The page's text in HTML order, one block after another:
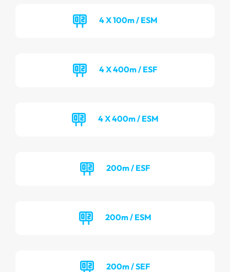
4 X 100m / ESM
4 X 400m / ESF
4 X 400m / ESM
200m / ESF
200m / ESM
200m / SEF